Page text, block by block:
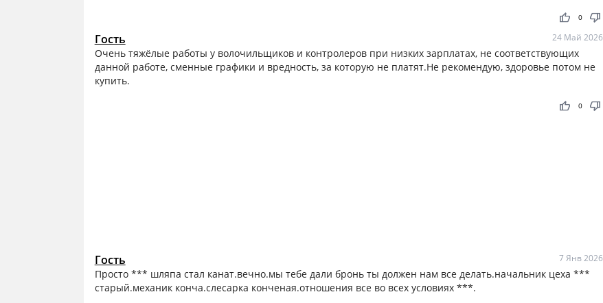
thumb_up thumb_down
0
Гость 24 Май 2026
Очень тяжёлые работы у волочильщиков и контролеров при низких зарплатах, не соответствующих
данной работе, сменные графики и вредность, за которую не платят.Не рекомендую, здоровье потом не
купить.
thumb_up thumb_down
0
Гость 7 Янв 2026
Просто *** шляпа стал канат.вечно.мы тебе дали бронь ты должен нам все делать.начальник цеха ***
старый.механик конча.слесарка конченая.отношения все во всех условиях ***.